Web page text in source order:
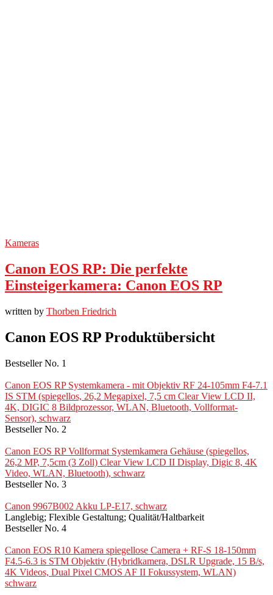
Kameras
Canon EOS RP: Die perfekte
Einsteigerkamera: Canon EOS RP
written by Thorben Friedrich
Canon EOS RP Produktübersicht
Bestseller No. 1
Canon EOS RP Systemkamera - mit Objektiv RF 24-105mm F4-7.1
IS STM (spiegellos, 26,2 Megapixel, 7,5 cm Clear View LCD II,
4K, DIGIC 8 Bildprozessor, WLAN, Bluetooth, Vollformat-
Sensor), schwarz
Bestseller No. 2
Canon EOS RP Vollformat Systemkamera Gehäuse (spiegellos,
26,2 MP, 7,5cm (3 Zoll) Clear View LCD II Display, Digic 8, 4K
Video, WLAN, Bluetooth), schwarz
Bestseller No. 3
Canon 9967B002 Akku LP-E17, schwarz
Langlebig; Flexible Gestaltung; Qualität/Haltbarkeit
Bestseller No. 4
Canon EOS R10 Kamera spiegellose Camera + RF-S 18-150mm
F4.5-6.3 is STM Objektiv (Hybridkamera, DSLR Upgrade, 15 B/s,
4K Videos, Dual Pixel CMOS AF II Fokussystem, WLAN)
schwarz